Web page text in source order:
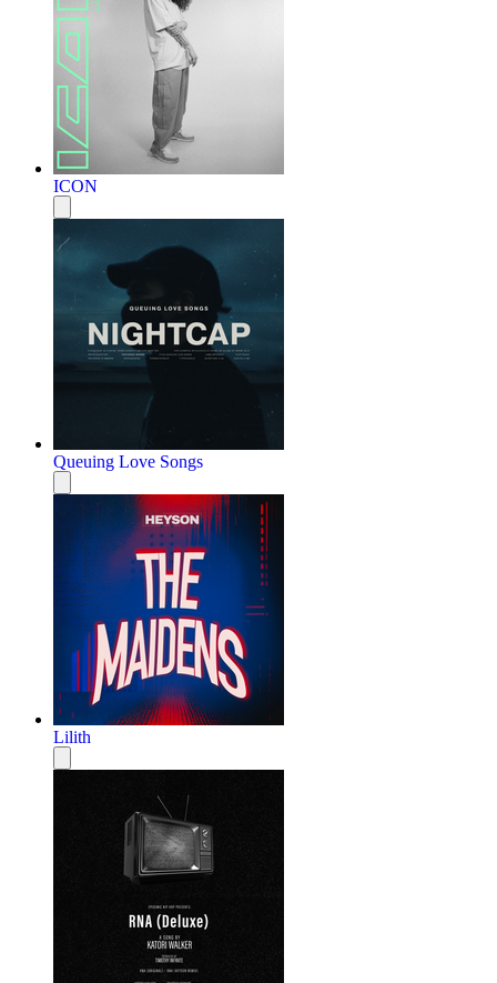
ICON
Queuing Love Songs
Lilith